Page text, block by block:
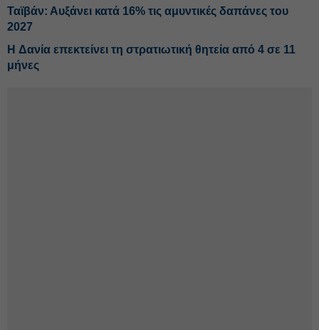
Ταϊβάν: Αυξάνει κατά 16% τις αμυντικές δαπάνες του
2027
H Δανία επεκτείνει τη στρατιωτική θητεία από 4 σε 11
μήνες